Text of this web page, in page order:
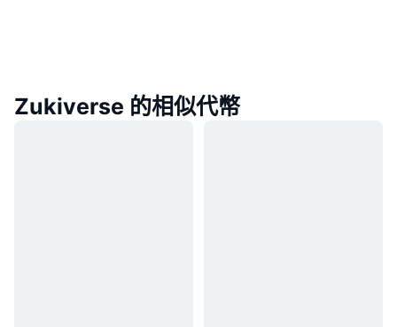
Zukiverse 的相似代幣